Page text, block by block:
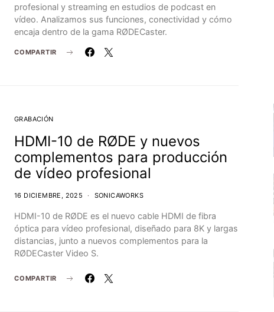
profesional y streaming en estudios de podcast en
vídeo. Analizamos sus funciones, conectividad y cómo
encaja dentro de la gama RØDECaster.
COMPARTIR
GRABACIÓN
HDMI-10 de RØDE y nuevos
complementos para producción
de vídeo profesional
16 DICIEMBRE, 2025 SONICAWORKS
HDMI-10 de RØDE es el nuevo cable HDMI de fibra
óptica para vídeo profesional, diseñado para 8K y largas
distancias, junto a nuevos complementos para la
RØDECaster Video S.
COMPARTIR